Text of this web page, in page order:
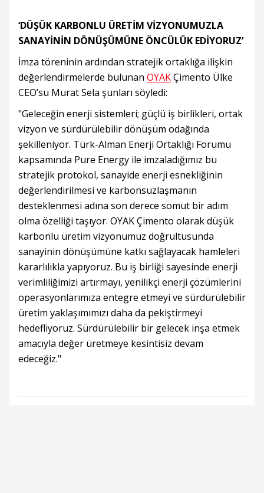
‘DÜŞÜK KARBONLU ÜRETİM VİZYONUMUZLA
SANAYİNİN DÖNÜŞÜMÜNE ÖNCÜLÜK EDİYORUZ’
İmza töreninin ardından stratejik ortaklığa ilişkin
değerlendirmelerde bulunan OYAKÇimento Ülke
CEO’su Murat Sela şunları söyledi:
"Geleceğin enerji sistemleri; güçlü iş birlikleri, ortak
vizyon ve sürdürülebilir dönüşüm odağında
şekilleniyor. Türk-Alman Enerji Ortaklığı Forumu
kapsamında Pure Energy ile imzaladığımız bu
stratejik protokol, sanayide enerji esnekliğinin
değerlendirilmesi ve karbonsuzlaşmanın
desteklenmesi adına son derece somut bir adım
olma özelliği taşıyor. OYAK Çimento olarak düşük
karbonlu üretim vizyonumuz doğrultusunda
sanayinin dönüşümüne katkı sağlayacak hamleleri
kararlılıkla yapıyoruz. Bu iş birliği sayesinde enerji
verimliliğimizi artırmayı, yenilikçi enerji çözümlerini
operasyonlarımıza entegre etmeyi ve sürdürülebilir
üretim yaklaşımımızı daha da pekiştirmeyi
hedefliyoruz. Sürdürülebilir bir gelecek inşa etmek
amacıyla değer üretmeye kesintisiz devam
edeceğiz."